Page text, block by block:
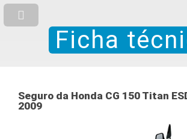
Ficha
Seguro da Honda CG 150 Titan
2009